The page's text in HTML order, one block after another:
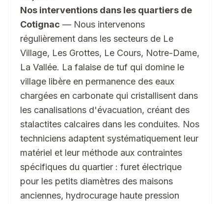
Nos interventions dans les quartiers de
Cotignac — Nous intervenons
régulièrement dans les secteurs de Le
Village, Les Grottes, Le Cours, Notre-Dame,
La Vallée. La falaise de tuf qui domine le
village libère en permanence des eaux
chargées en carbonate qui cristallisent dans
les canalisations d'évacuation, créant des
stalactites calcaires dans les conduites. Nos
techniciens adaptent systématiquement leur
matériel et leur méthode aux contraintes
spécifiques du quartier : furet électrique
pour les petits diamètres des maisons
anciennes, hydrocurage haute pression